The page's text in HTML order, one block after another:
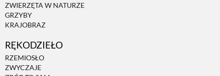
ZWIERZĘTA W NATURZE
GRZYBY
KRAJOBRAZ
RĘKODZIEŁO
RZEMIOSŁO
ZWYCZAJE